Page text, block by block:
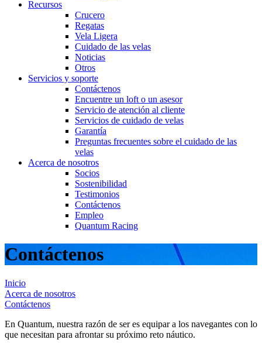
Recursos
Crucero
Regatas
Vela Ligera
Cuidado de las velas
Noticias
Otros
Servicios y soporte
Contáctenos
Encuentre un loft o un asesor
Servicio de atención al cliente
Servicios de cuidado de velas
Garantía
Preguntas frecuentes sobre el cuidado de las
velas
Acerca de nosotros
Socios
Sostenibilidad
Testimonios
Contáctenos
Empleo
Quantum Racing
Contáctenos
Inicio
Acerca de nosotros
Contáctenos
En Quantum, nuestra razón de ser es equipar a los navegantes con lo
que necesitan para afrontar su próximo reto náutico.